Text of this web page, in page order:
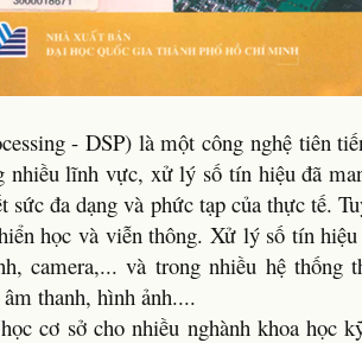
- DSP) là một công nghệ tiên
lĩnh vực, xử lý số tín hiệu đã
sức đa dạng và phức tạp của thực tế.
học và viễn thông. Xử lý số tín
camera,... và trong nhiều hệ thống
thanh, hình ảnh....
cơ sở cho nhiều nghành khoa học